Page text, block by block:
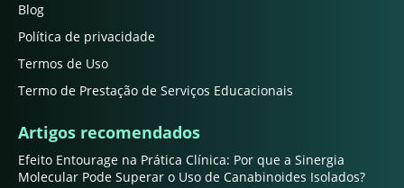
Blog
Política de privacidade
Termos de Uso
Termo de Prestação de Serviços Educacionais
Artigos recomendados
Efeito Entourage na Prática Clínica: Por que a Sinergia
Molecular Pode Superar o Uso de Canabinoides Isolados?